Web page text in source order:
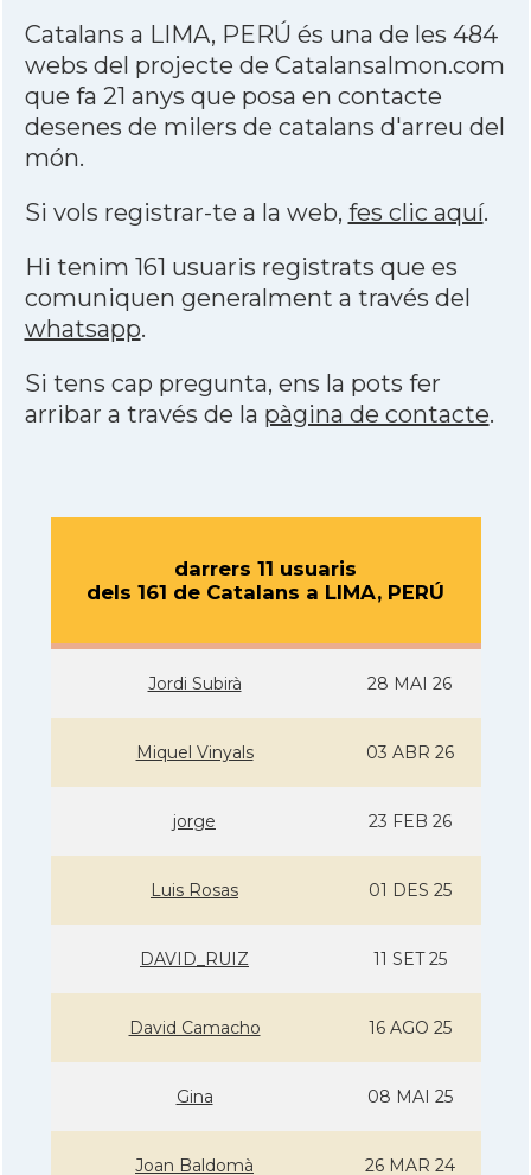
Catalans a LIMA, PERÚ és una de les 484
webs del projecte de Catalansalmon.com
que fa 21 anys que posa en contacte
desenes de milers de catalans d'arreu del
món.
Si vols registrar-te a la web, fes clic aquí.
Hi tenim 161 usuaris registrats que es
comuniquen generalment a través del
whatsapp.
Si tens cap pregunta, ens la pots fer
arribar a través de la pàgina de contacte.
darrers 11 usuaris
dels 161 de Catalans a LIMA, PERÚ
Jordi Subirà 28 MAI 26
Miquel Vinyals 03 ABR 26
jorge 23 FEB 26
Luis Rosas 01 DES 25
DAVID_RUIZ 11 SET 25
David Camacho 16 AGO 25
Gina 08 MAI 25
Joan Baldomà 26 MAR 24